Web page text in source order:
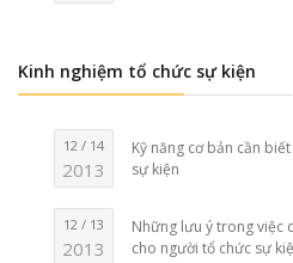
Kinh nghiệm tổ chức sự kiện
12 / 14
2013
Kỹ năng cơ bản cần
sự kiện
12 / 13
2013
Những lưu ý trong việc
cho người tổ chức sự